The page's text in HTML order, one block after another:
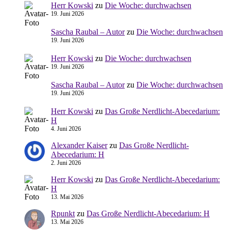
Herr Kowski zu Die Woche: durchwachsen
19. Juni 2026
Sascha Raubal – Autorzu Die Woche: durchwachsen
19. Juni 2026
Herr Kowski zu Die Woche: durchwachsen
19. Juni 2026
Sascha Raubal – Autorzu Die Woche: durchwachsen
19. Juni 2026
Herr Kowski zu Das Große Nerdlicht-Abecedarium:
H
4. Juni 2026
Alexander Kaiserzu Das Große Nerdlicht-
Abecedarium: H
2. Juni 2026
Herr Kowski zu Das Große Nerdlicht-Abecedarium:
H
13. Mai 2026
Rpunkt zu Das Große Nerdlicht-Abecedarium: H
13. Mai 2026